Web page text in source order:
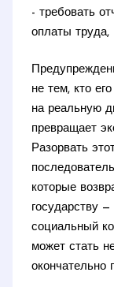
- требовать
оплаты труда,
не тем, кто
на реальную
превращает
Разорвать
которые
государству
социальный
может стать
окончательно